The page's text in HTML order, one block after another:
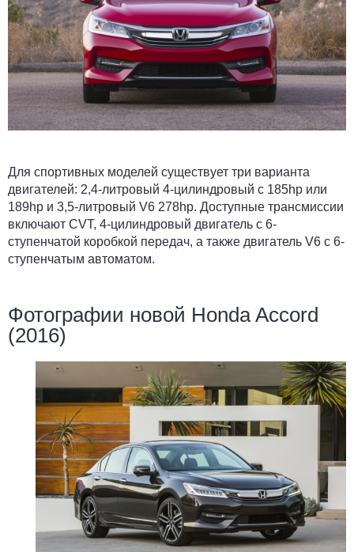
Для спортивных моделей существует три варианта
двигателей: 2,4-литровый 4-цилиндровый с 185hp или
189hp и 3,5-литровый V6 278hp. Доступные трансмиссии
включают CVT, 4-цилиндровый двигатель с 6-
ступенчатой коробкой передач, а также двигатель V6 с 6-
ступенчатым автоматом.
Фотографии новой Honda Accord
(2016)